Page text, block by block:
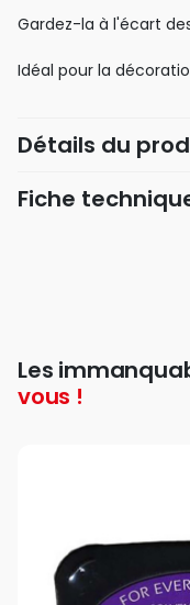
Gardez-la à l'écart
Idéal pour la
Détails du
Fiche
Les
vous !